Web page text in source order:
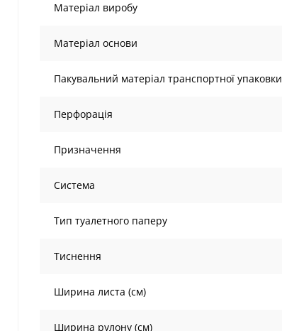
Матеріал виробу
Матеріал основи
Пакувальний матеріал транспортної упаковки
Перфорація
Призначення
Система
Тип туалетного паперу
Тиснення
Ширина листа (см)
Ширина рулону (см)